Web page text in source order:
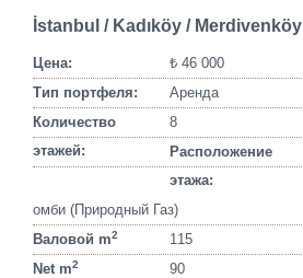
İstanbul / Kadıköy / Merdivenköy
Цена:
₺ 46 000
Тип портфеля:
Аренда
Количество
этажей:
8
Расположение
этажа:
омби (Природный Газ)
Валовой m2
115
Net m2
90